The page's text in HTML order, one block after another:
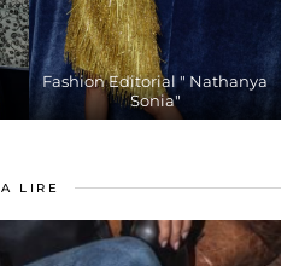
Fashion Editorial " Nathanya
Sonia"
A LIRE